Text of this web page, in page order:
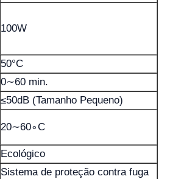
100W
50°C
0∼60 min.
≤50dB (Tamanho Pequeno)
20∼60∘C
Ecológico
Sistema de proteção contra fuga